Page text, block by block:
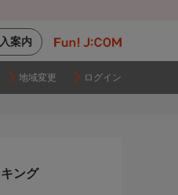
案内
地域変更 ログイン
ング